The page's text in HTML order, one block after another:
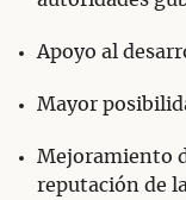
Apoyo al
Mayor
Mejoramiento
reputación de